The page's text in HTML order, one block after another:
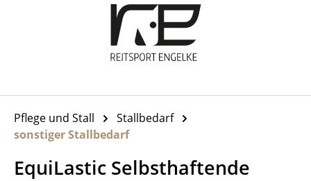
Pflege und Stall
Stallbedarf
sonstiger Stallbedarf
EquiLastic Selbsthaftende